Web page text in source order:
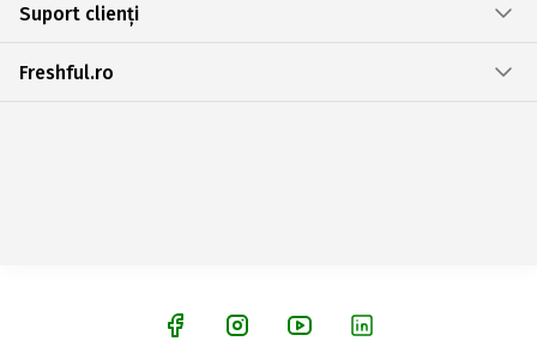
Suport clienți
Freshful.ro